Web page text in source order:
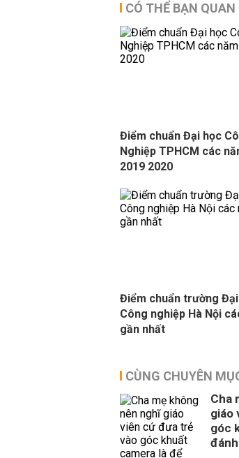
CÓ THỂ BẠN
Điểm chuẩn Đại học
Nghiệp TPHCM các
2019 2020
Điểm chuẩn trường
Công nghiệp Hà Nội
gần nhất
CÙNG CHUYÊN
Cha
giáo
góc
đánh